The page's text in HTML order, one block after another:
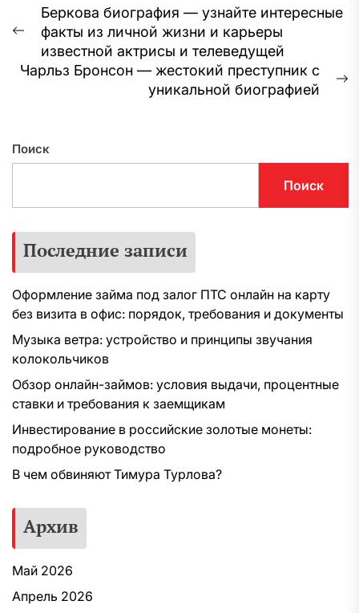
Навигация
по
записям
Предыдущая
запись:
Беркова биография — узнайте интересные
факты из личной жизни и карьеры
известной актрисы и телеведущей
Чарльз Бронсон — жестокий преступник с
уникальной биографией
Поиск
Поиск
Последние записи
Оформление займа под залог ПТС онлайн на карту
без визита в офис: порядок, требования и документы
Музыка ветра: устройство и принципы звучания
колокольчиков
Обзор онлайн-займов: условия выдачи, процентные
ставки и требования к заемщикам
Инвестирование в российские золотые монеты:
подробное руководство
В чем обвиняют Тимура Турлова?
Архив
Май 2026
Апрель 2026